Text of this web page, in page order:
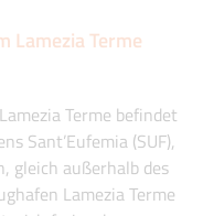
Lamezia Terme
Terme befindet
Sant’Eufemia (SUF),
gleich außerhalb des
Lamezia Terme